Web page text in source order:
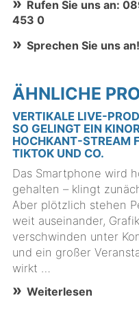
Rufen Sie uns an:
453 0
Sprechen Sie uns an!
ÄHNLICHE
VERTIKALE LIVE-
SO GELINGT EIN
HOCHKANT-STREAM
TIKTOK UND CO.
Das Smartphone wird
gehalten – klingt
Aber plötzlich stehen
weit auseinander,
verschwinden unter
und ein großer
wirkt …
Weiterlesen